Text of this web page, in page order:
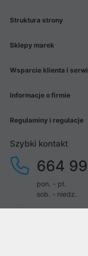
Struktura strony
Sklepy marek
Wsparcie klienta i
Informacje o firmie
Regulaminy i regulacje
Szybki kontakt
664
pon. - pt.
sob. - niedz.